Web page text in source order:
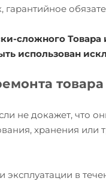
сложного
использован
не докажет, что
хранения или
эксплуатации в